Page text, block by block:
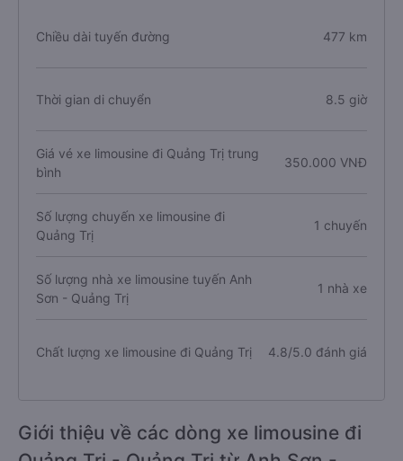
Chiều dài tuyến đường 477 km
Thời gian di chuyển 8.5 giờ
Giá vé xe limousine đi Quảng Trị trung
bình
350.000 VNĐ
Số lượng chuyến xe limousine đi
Quảng Trị
1 chuyến
Số lượng nhà xe limousine tuyến Anh
Sơn - Quảng Trị
1 nhà xe
Chất lượng xe limousine đi Quảng Trị 4.8/5.0 đánh giá
Giới thiệu về các dòng xe limousine đi